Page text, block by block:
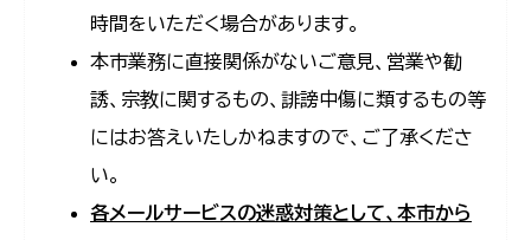
時間をいただく場合があります。
本市業務に直接関係がないご意見、営業や勧
誘、宗教に関するもの、誹謗中傷に類するもの等
にはお答えいたしかねますので、ご了承くださ
い。
各メールサービスの迷惑対策として、本市から